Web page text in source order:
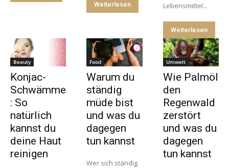
Weiterlesen Lebensmittel...
Weiterlesen
Beauty
Konjac-
Schwämme
: So
natürlich
kannst du
deine Haut
reinigen
Food
Warum du
ständig
müde bist
und was du
dagegen
tun kannst
Wer sich ständig
Umwelt
Wie Palmöl
den
Regenwald
zerstört
und was du
dagegen
tun kannst